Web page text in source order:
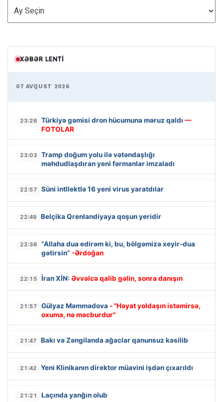
ARXİV
XƏBƏR LENTI
07 AVQUST 2026
23:26 Türkiyə gəmisi dron hücumuna məruz qaldı —
FOTOLAR
23:03
Tramp doğum yolu ilə vətəndaşlığı
məhdudlaşdıran yeni fərmanlar imzaladı
22:57 Süni intllektlə 16 yeni virus yaratdılar
22:49 Belçika Qrenlandiyaya qoşun yeridir
22:36
“Allaha dua edirəm ki, bu, bölgəmizə xeyir-dua
gətirsin” -Ərdoğan
22:15 İran XİN: Əvvəlcə qalib gəlin, sonra danışın
21:57 Gülyaz Məmmədova - "Həyat yoldaşın istəmirsə,
oxuma, nə məcburdur"
21:47 Bakı və Zəngilanda ağaclar qanunsuz kəsilib
21:42 Yeni Klinikanın direktor müavini işdən çıxarıldı
21:21 Laçında yanğın olub